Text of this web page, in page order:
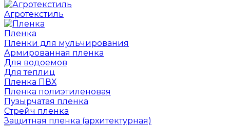
Агротекстиль
Пленка
Пленки для мульчирования
Армированная пленка
Для водоемов
Для теплиц
Пленка ПВХ
Пленка полиэтиленовая
Пузырчатая пленка
Cтрейч пленка
Защитная пленка (архитектурная)